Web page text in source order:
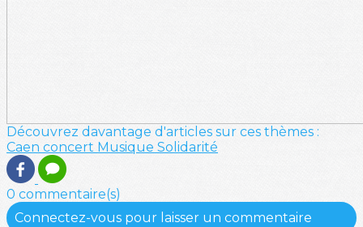
Découvrez davantage d'articles sur ces thèmes :
Caen concert Musique Solidarité
0 commentaire(s)
Connectez-vous pour laisser un commentaire